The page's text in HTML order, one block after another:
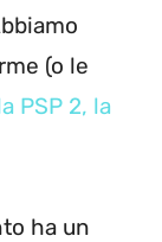
(o le
PSP 2, la
ha un